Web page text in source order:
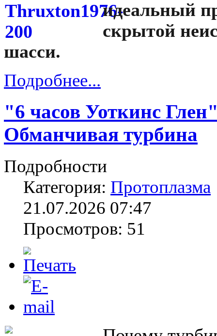
идеальный
скрытой
шасси.
Подробнее...
"6 часов Уоткинс
Обманчивая турбина
Подробности
Категория: Протоплазма
21.07.2026 07:47
Просмотров: 51